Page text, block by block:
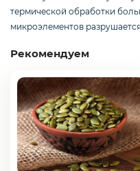
Рыбные
Панировка
термической обработки
микроэлементов
Рекомендуем